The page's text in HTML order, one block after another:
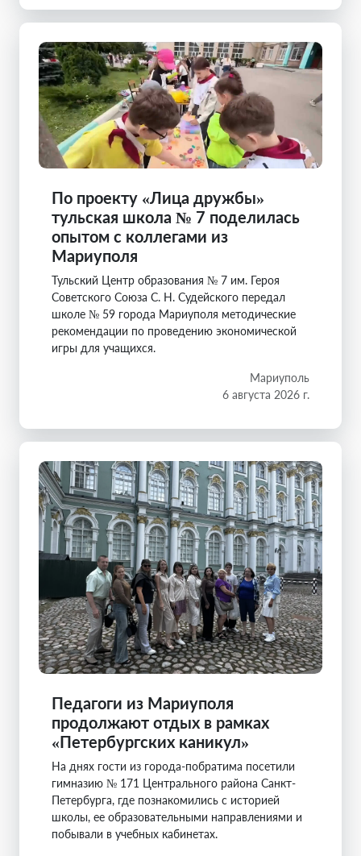
По проекту «Лица дружбы»
тульская школа № 7 поделилась
опытом с коллегами из
Мариуполя
Тульский Центр образования № 7 им. Героя
Советского Союза С. Н. Судейского передал
школе № 59 города Мариуполя методические
рекомендации по проведению экономической
игры для учащихся.
Мариуполь
6 августа 2026 г.
Педагоги из Мариуполя
продолжают отдых в рамках
«Петербургских каникул»
На днях гости из города-побратима посетили
гимназию № 171 Центрального района Санкт-
Петербурга, где познакомились с историей
школы, ее образовательными направлениями и
побывали в учебных кабинетах.